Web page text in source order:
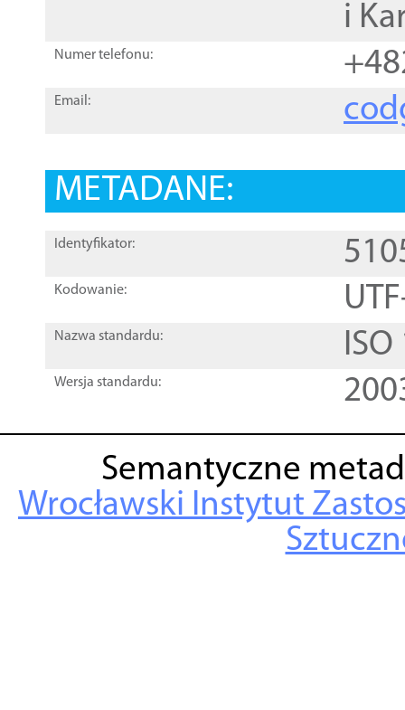
i
Numer telefonu:
Email:
METADANE:
Identyfikator:
Kodowanie:
Nazwa standardu:
Wersja standardu:
Semantyczne
Wrocławski Instytut